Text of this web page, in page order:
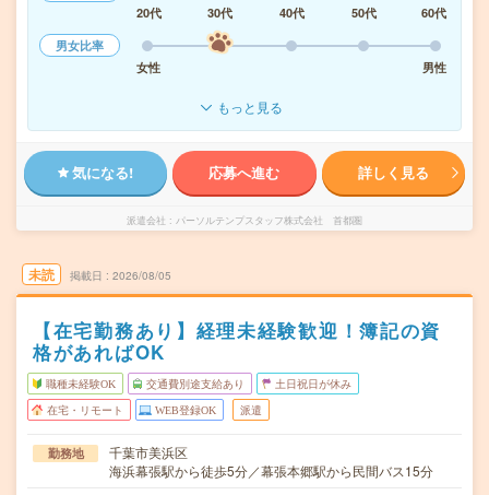
20代
30代 40代 50代
60代
男女比率
女性
男性
もっと見る
気になる! 応募へ進む 詳しく見る
派遣会社 パーソルテンプスタッフ株式会社 首都圏
未読 掲載日 2026/08/05
【在宅勤務あり】経理未経験歓迎！簿記の資
格があればOK
職種未経験OK 交通費別途支給あり 土日祝日が休み
在宅・リモート WEB登録OK 派遣
勤務地
千葉市美浜区
海浜幕張駅から徒歩5分／幕張本郷駅から民間バス15分